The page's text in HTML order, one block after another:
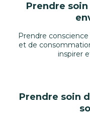
Prendre
Prendre
et de
inspirer
Prendre soin